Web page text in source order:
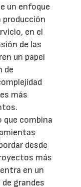
un enfoque
producción
en el
de las
un papel
de
más
que combina
desde
más
en un
grandes